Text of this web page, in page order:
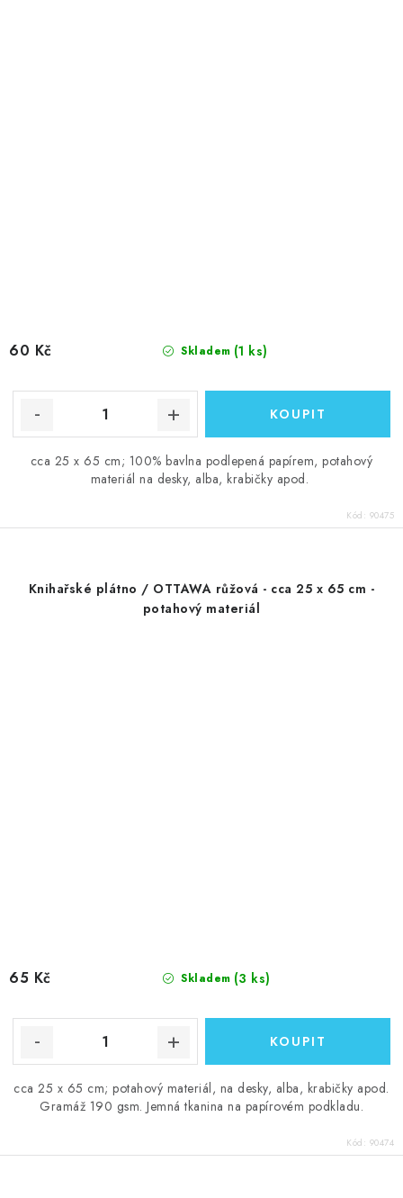
Skladem (1 ks)
60 Kč
cca 25 x 65 cm; 100% bavlna podlepená papírem, potahový
materiál na desky, alba, krabičky apod.
Kód: 90475
Knihařské plátno / OTTAWA růžová - cca 25 x 65 cm -
potahový materiál
Skladem (3 ks)
65 Kč
cca 25 x 65 cm; potahový materiál, na desky, alba, krabičky apod.
Gramáž 190 gsm. Jemná tkanina na papírovém podkladu.
Kód: 90474